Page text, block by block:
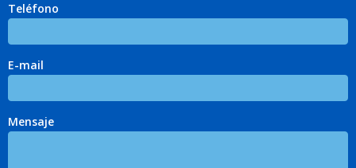
Teléfono
E-mail
Mensaje